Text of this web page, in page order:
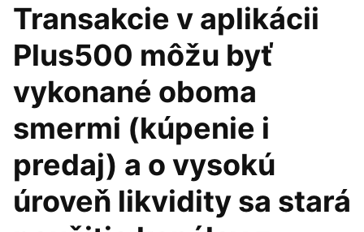
Transakcie v aplikácii
Plus500 môžu byť
vykonané oboma
smermi (kúpenie i
predaj) a o vysokú
úroveň likvidity sa stará